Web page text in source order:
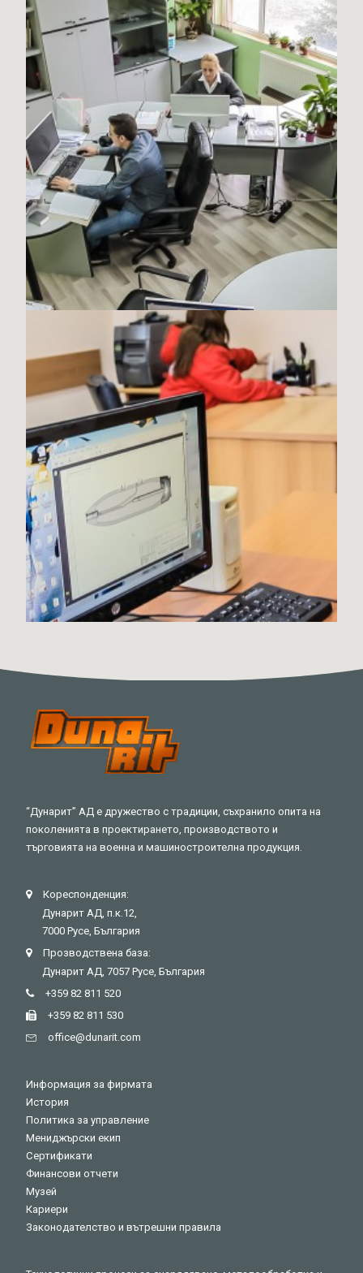
“Дунарит” АД е дружество с традиции, съхранило опита на
поколенията в проектирането, производството и
търговията на военна и машиностроителна продукция.
Кореспонденция:
Дунарит АД, п.к.12,
7000 Русе, България
Прозводствена база:
Дунарит АД, 7057 Русе, България
+359 82 811 520
+359 82 811 530
оffice@dunarit.com
Информация за фирмата
История
Политика за управление
Мениджърски екип
Сертификати
Финансови отчети
Музей
Кариери
Законодателство и вътрешни правила